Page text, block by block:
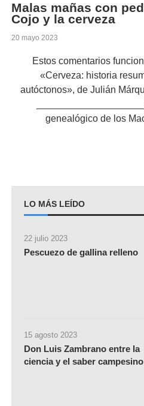
Malas mañas con
Cojo y la cerveza
20 mayo 2023
Estos comentarios
«Cerveza: historia
autóctonos», de Julián
genealógico de los
LO MÁS LEÍDO
22 julio 2023
Pescuezo de gallina relleno
15 agosto 2023
Don Luis Zambrano entre la
ciencia y el saber campesino